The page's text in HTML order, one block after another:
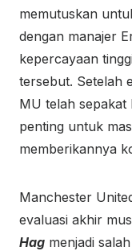
memutuskan
dengan manajer
kepercayaan
tersebut. Setelah
MU telah sepakat
penting untuk
memberikannya
Manchester
evaluasi akhir
Hag menjadi